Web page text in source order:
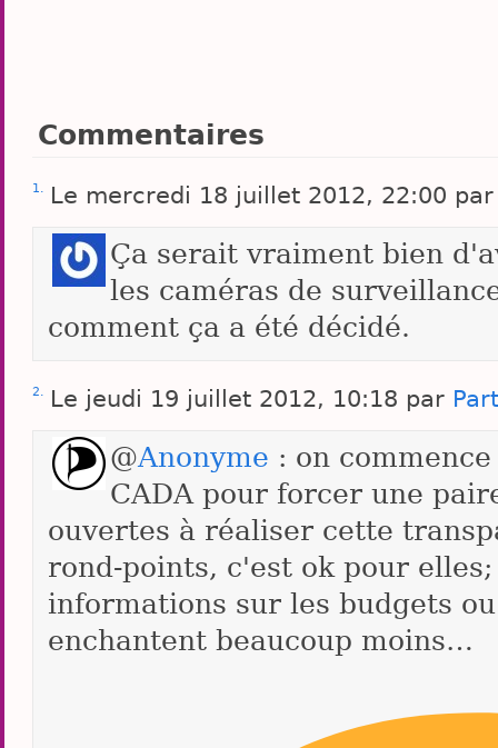
Commentaires
1. Le mercredi 18 juillet 2012, 22:00
Ça serait vraiment bien
les caméras de
comment ça a été décidé.
2. Le jeudi 19 juillet 2012, 10:18 par
@Anonyme : on
CADA pour forcer une
ouvertes à réaliser cette
rond-points, c'est ok pour
informations sur les budgets
enchantent beaucoup moins…